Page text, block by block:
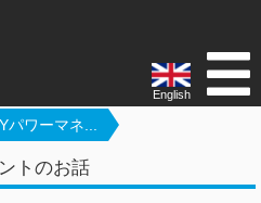
English
パワーマネ...
トのお話